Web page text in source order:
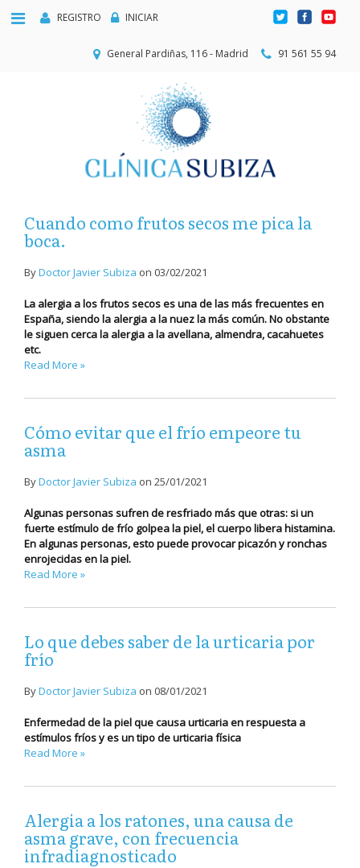
REGISTRO INICIAR
General Pardiñas, 116 - Madrid 91 561 55 94
Cuando como frutos secos me pica la
boca.
ByDoctor Javier Subiza on 03/02/2021
La alergia a los frutos secos es una de las más frecuentes en
España, siendo la alergia a la nuez la más común. No obstante
le siguen cerca la alergia a la avellana, almendra, cacahuetes
etc.
Read More »
Cómo evitar que el frío empeore tu
asma
ByDoctor Javier Subiza on 25/01/2021
Algunas personas sufren de resfriado más que otras: si un
fuerte estímulo de frío golpea la piel, el cuerpo libera histamina.
En algunas personas, esto puede provocar picazón y ronchas
enrojecidas en la piel.
Read More »
Lo que debes saber de la urticaria por
frío
ByDoctor Javier Subiza on 08/01/2021
Enfermedad de la piel que causa urticaria en respuesta a
estímulos fríos y es un tipo de urticaria física
Read More »
Alergia a los ratones, una causa de
asma grave, con frecuencia
infradiagnosticado